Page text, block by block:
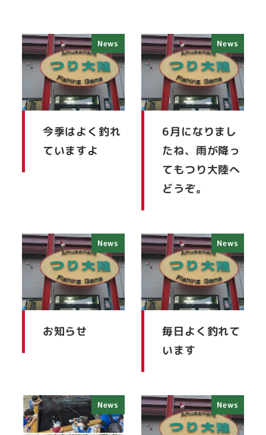
News
今季はよく釣れ
ていますよ
News
6月になりまし
たね、雨が降っ
てもつり大陸へ
どうぞ。
News
お知らせ
News
毎日よく釣れて
います
News News